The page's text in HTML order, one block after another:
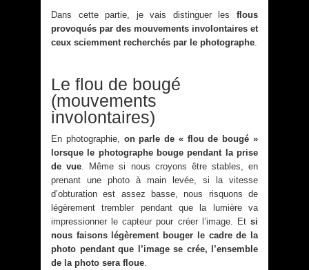
Dans cette partie, je vais distinguer les flous
provoqués par des mouvements involontaires et
ceux sciemment recherchés par le photographe
Le flou de bougé
(mouvements
involontaires)
En photographie, on parle de « flou de bougé »
lorsque le photographe bouge pendant la prise
de vue . Même si nous croyons être stables, en
prenant une photo à main levée, si la vitesse
d’obturation est assez basse, nous risquons de
légèrement trembler pendant que la lumière va
impressionner le capteur pour créer l’image. Et si
nous faisons légèrement bouger le cadre de la
photo pendant que l’image se crée, l’ensemble
de la photo sera floue